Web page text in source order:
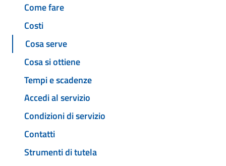
Come fare
Costi
Cosa serve
Cosa si ottiene
Tempi e scadenze
Accedi al servizio
Condizioni di servizio
Contatti
Strumenti di tutela